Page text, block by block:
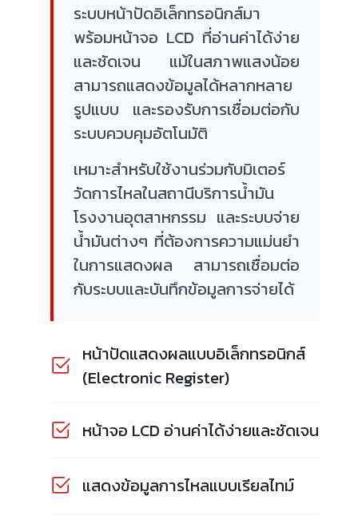
ระบบหน้าปัดอิเล็กทรอนิกส์มา
พร้อมหน้าจอ LCD ที่อ่านค่าได้ง่าย
และชัดเจน แม้ในสภาพแสงน้อย
สามารถแสดงข้อมูลได้หลากหลาย
รูปแบบ และรองรับการเชื่อมต่อกับ
ระบบควบคุมอัตโนมัติ
เหมาะสำหรับใช้งานร่วมกับมิเตอร์
วัดการไหลในสถานีบริการน้ำมัน
โรงงานอุตสาหกรรม และระบบจ่าย
น้ำมันต่างๆ ที่ต้องการความแม่นยำ
ในการแสดงผล สามารถเชื่อมต่อ
กับระบบและบันทึกข้อมูลการจ่ายได้
หน้าปัดแสดงผลแบบอิเล็กทรอนิกส์
(Electronic Register)
หน้าจอ LCD อ่านค่าได้ง่ายและชัดเจน
แสดงข้อมูลการไหลแบบเรียลไทม์